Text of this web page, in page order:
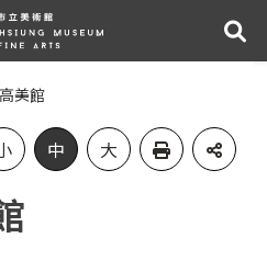
美館
中 大